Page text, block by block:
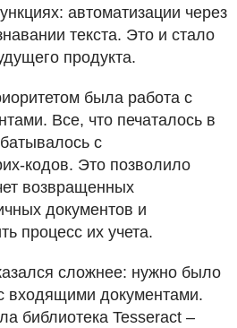
автоматизации через
текста. Это и стало
продукта.
была работа с
Все, что печаталось в
с
кодов. Это позволило
возвращенных
документов и
процесс их учета.
сложнее: нужно было
входящими документами.
библиотека Tesseract –